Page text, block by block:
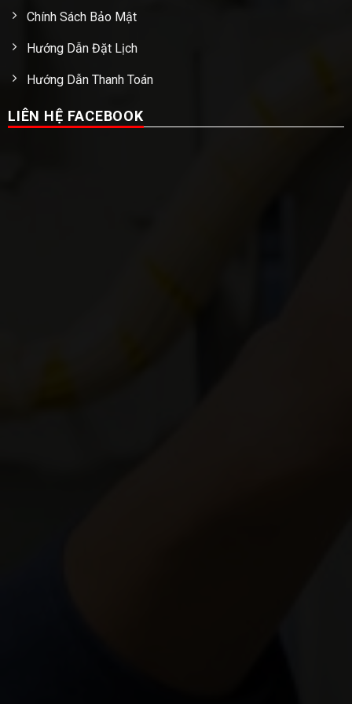
Chính Sách Bảo Mật
Hướng Dẫn Đặt Lịch
Hướng Dẫn Thanh Toán
LIÊN HỆ FACEBOOK